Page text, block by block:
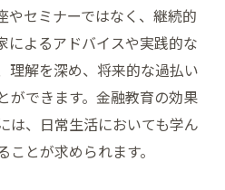
やセミナーではなく、継続的
によるアドバイスや実践的な
理解を深め、将来的な過払い
ができます。金融教育の効果
は、日常生活においても学ん
とが求められます。